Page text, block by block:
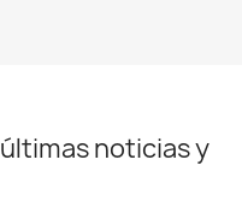
noticias y